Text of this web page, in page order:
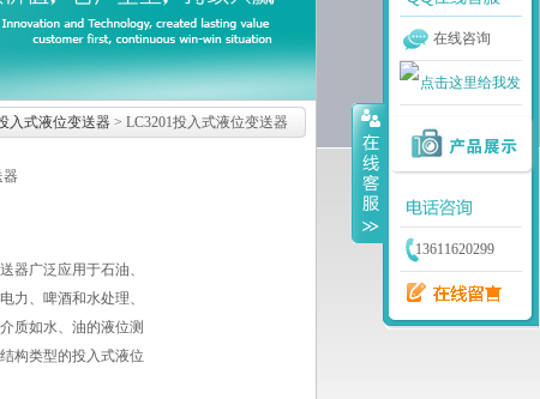
入式液位变送器 > LC3201投入式液位变送器
器
器广泛应用于石油、
力、啤酒和水处理、
质如水、油的液位测
构类型的投入式液位
在线咨询
13611620299